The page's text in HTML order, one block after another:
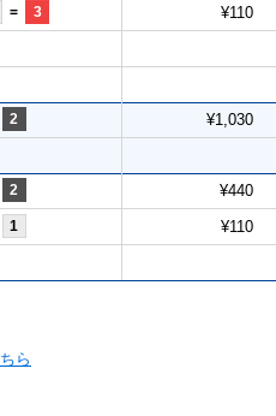
= 3 ¥110
2 ¥1,030
2 ¥440
1 ¥110
ら